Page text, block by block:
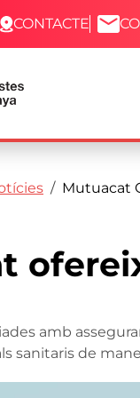
CONTACTE
Mutuacat
amb
sanitaris de